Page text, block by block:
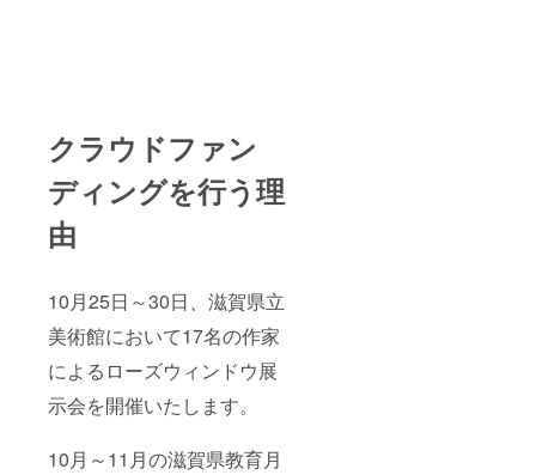
クラウドファン
ディングを行う理
由
10月25日～30日、滋賀県立
美術館において17名の作家
によるローズウィンドウ展
示会を開催いたします。
10月～11月の滋賀県教育月